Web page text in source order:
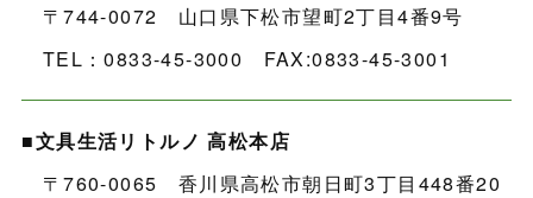
〒744-0072 山口県下松市望町2丁目4番9号
TEL：0833-45-3000 FAX:0833-45-3001
■文具生活リトルノ 高松本店
〒760-0065 香川県高松市朝日町3丁目448番20